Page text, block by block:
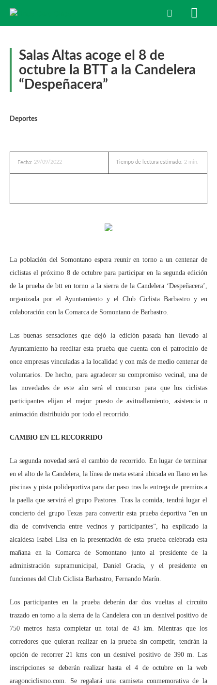
Salas Altas acoge el 8 de
octubre la BTT a la Candelera
“Despeñacera”
Deportes
Fecha: 29/09/2022 Tiempo de lectura estimado: 2 min.
La población del Somontano espera reunir en torno a un centenar de
ciclistas el próximo 8 de octubre para participar en la segunda edición
de la prueba de btt en torno a la sierra de la Candelera ‘Despeñacera’,
organizada por el Ayuntamiento y el Club Ciclista Barbastro y en
colaboración con la Comarca de Somontano de Barbastro.
Las buenas sensaciones que dejó la edición pasada han llevado al
Ayuntamiento ha reeditar esta prueba que cuenta con el patrocinio de
once empresas vinculadas a la localidad y con más de medio centenar de
voluntarios. De hecho, para agradecer su compromiso vecinal, una de
las novedades de este año será el concurso para que los ciclistas
participantes elijan el mejor puesto de avituallamiento, asistencia o
animación distribuido por todo el recorrido.
CAMBIO EN EL RECORRIDO
La segunda novedad será el cambio de recorrido. En lugar de terminar
en el alto de la Candelera, la línea de meta estará ubicada en llano en las
piscinas y pista polideportiva para dar paso tras la entrega de premios a
la paella que servirá el grupo Pastores. Tras la comida, tendrá lugar el
concierto del grupo Texas para convertir esta prueba deportiva “en un
día de convivencia entre vecinos y participantes”, ha explicado la
alcaldesa Isabel Lisa en la presentación de esta prueba celebrada esta
mañana en la Comarca de Somontano junto al presidente de la
administración supramunicipal, Daniel Gracia, y el presidente en
funciones del Club Ciclista Barbastro, Fernando Marín.
Los participantes en la prueba deberán dar dos vueltas al circuito
trazado en torno a la sierra de la Candelera con un desnivel positivo de
750 metros hasta completar un total de 43 km. Mientras que los
corredores que quieran realizar en la prueba sin competir, tendrán la
opción de recorrer 21 kms con un desnivel positivo de 390 m. Las
inscripciones se deberán realizar hasta el 4 de octubre en la web
aragonciclismo.com. Se regalará una camiseta conmemorativa de la